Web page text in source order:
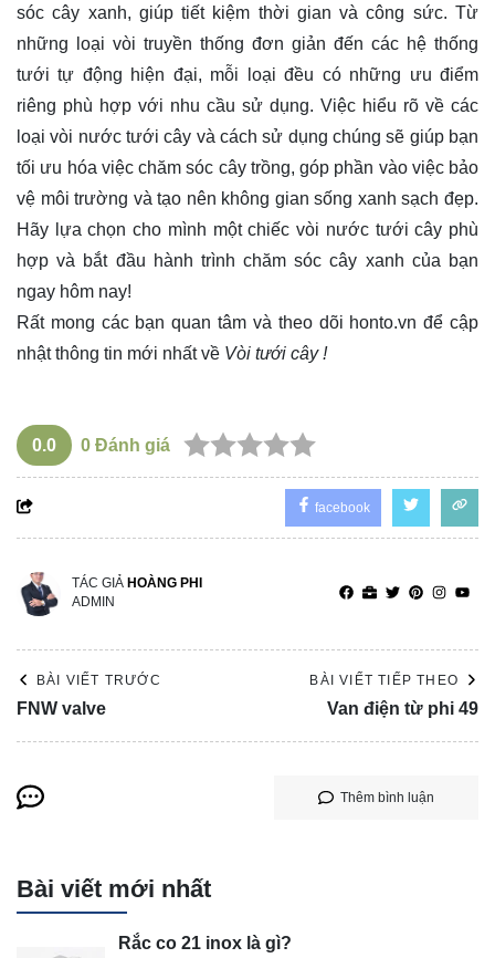
sóc cây xanh, giúp tiết kiệm thời gian và công sức. Từ
những loại vòi truyền thống đơn giản đến các hệ thống
tưới tự động hiện đại, mỗi loại đều có những ưu điểm
riêng phù hợp với nhu cầu sử dụng. Việc hiểu rõ về các
loại vòi nước tưới cây và cách sử dụng chúng sẽ giúp bạn
tối ưu hóa việc chăm sóc cây trồng, góp phần vào việc bảo
vệ môi trường và tạo nên không gian sống xanh sạch đẹp.
Hãy lựa chọn cho mình một chiếc vòi nước tưới cây phù
hợp và bắt đầu hành trình chăm sóc cây xanh của bạn
ngay hôm nay!
Rất mong các bạn quan tâm và theo dõi honto.vn để cập
nhật thông tin mới nhất về Vòi tưới cây !
0.0 0 Đánh giá
facebook
TÁC GIẢ HOÀNG PHI
ADMIN
BÀI VIẾT TRƯỚC
FNW valve
BÀI VIẾT TIẾP THEO
Van điện từ phi 49
Thêm bình luận
Bài viết mới nhất
Rắc co 21 inox là gì?